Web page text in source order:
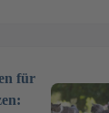
für